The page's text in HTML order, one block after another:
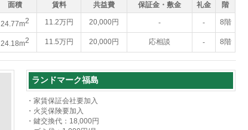
面積 賃料 共益費 保証金・敷金 礼金 階
24.77m2 11.2万円 20,000円 - - 8階
24.18m2 11.5万円 20,000円 応相談 - 8階
ランドマーク福島
・家賃保証会社要加入
・火災保険要加入
・鍵交換代：18,000円